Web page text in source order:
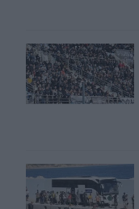
Ταλαιπωρία για
Κρήτη: Το